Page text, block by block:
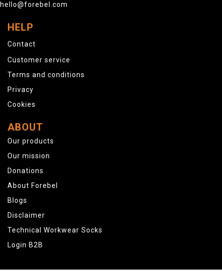
hello@forebel.com
HELP
Contact
Customer service
Terms and conditions
Privacy
Cookies
ABOUT
Our products
Our mission
Donations
About Forebel
Blogs
Disclaimer
Technical Workwear Socks
Login B2B